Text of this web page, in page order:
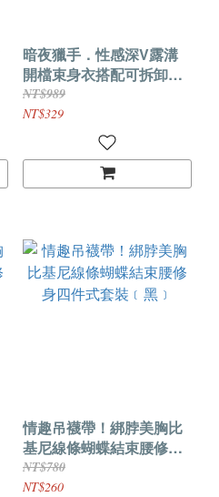
暗夜獵手．性感深V露溝
開檔束身衣搭配可拆卸吊
襪帶套裝3件組(白色)
NT$989
NT$329
情趣吊襪帶！綁脖美胸比
基尼線條蝴蝶結束腰修身
四件式套裝﹝黑﹞
NT$780
NT$260